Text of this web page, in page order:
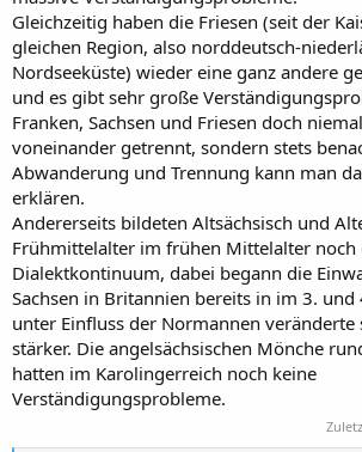
Gleichzeitig haben die Friesen (seit der
gleichen Region, also norddeutsch-
Nordseeküste) wieder eine ganz andere
und es gibt sehr große
Franken, Sachsen und Friesen doch
voneinander getrennt, sondern stets
Abwanderung und Trennung kann man
erklären.
Andererseits bildeten Altsächsisch und
Frühmittelalter im frühen Mittelalter noch
Dialektkontinuum, dabei begann die
Sachsen in Britannien bereits in im 3. und
unter Einfluss der Normannen veränderte
stärker. Die angelsächsischen Mönche
hatten im Karolingerreich noch keine
Verständigungsprobleme.